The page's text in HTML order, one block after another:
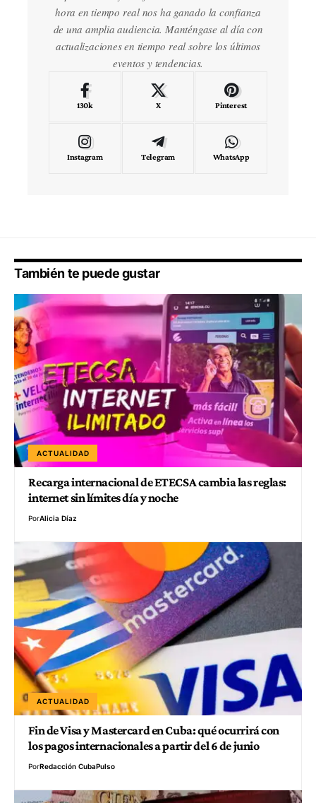
hora en tiempo real nos ha ganado la confianza
de una amplia audiencia. Manténgase al día con
actualizaciones en tiempo real sobre los últimos
eventos y tendencias.
130k X Pinterest
Instagram Telegram WhatsApp
También te puede gustar
ACTUALIDAD
Recarga internacional de ETECSA cambia las reglas:
internet sin límites día y noche
PorAlicia Díaz
ACTUALIDAD
Fin de Visa y Mastercard en Cuba: qué ocurrirá con
los pagos internacionales a partir del 6 de junio
PorRedacción CubaPulso